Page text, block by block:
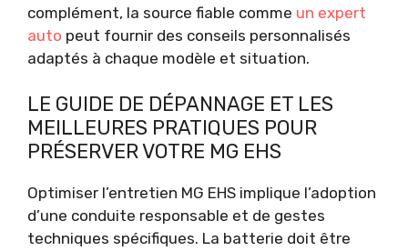
complément, la source fiable comme un expert
auto peut fournir des conseils personnalisés
adaptés à chaque modèle et situation.
LE GUIDE DE DÉPANNAGE ET LES
MEILLEURES PRATIQUES POUR
PRÉSERVER VOTRE MG EHS
Optimiser l’entretien MG EHS implique l’adoption
d’une conduite responsable et de gestes
techniques spécifiques. La batterie doit être